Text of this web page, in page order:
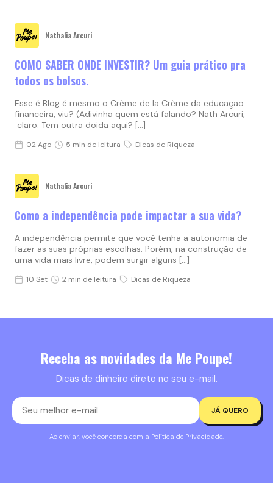
Nathalia Arcuri
COMO SABER ONDE INVESTIR? Um guia prático pra
todos os bolsos.
Esse é Blog é mesmo o Crème de la Crème da educação
financeira, viu? (Adivinha quem está falando? Nath Arcuri,
claro. Tem outra doida aqui? […]
02 Ago 5 min de leitura Dicas de Riqueza
Nathalia Arcuri
Como a independência pode impactar a sua vida?
A independência permite que você tenha a autonomia de
fazer as suas próprias escolhas. Porém, na construção de
uma vida mais livre, podem surgir alguns […]
10 Set 2 min de leitura Dicas de Riqueza
Receba as novidades da Me Poupe!
Dicas de dinheiro direto no seu e-mail.
JÁ QUERO
Ao enviar, você concorda com a Política de Privacidade